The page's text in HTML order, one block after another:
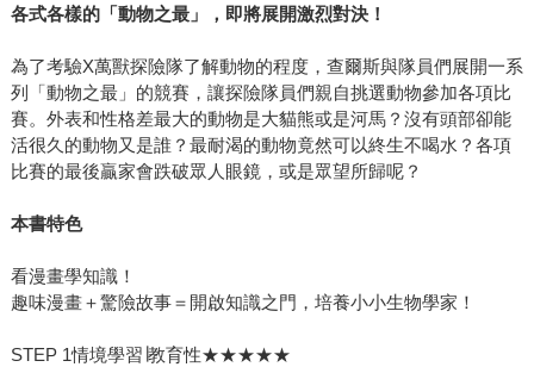
各式各樣的「動物之最」，即將展開激烈對決！
為了考驗X萬獸探險隊了解動物的程度，查爾斯與隊員們展開一系
列「動物之最」的競賽，讓探險隊員們親自挑選動物參加各項比
賽。外表和性格差最大的動物是大貓熊或是河馬？沒有頭部卻能
活很久的動物又是誰？最耐渴的動物竟然可以終生不喝水？各項
比賽的最後贏家會跌破眾人眼鏡，或是眾望所歸呢？
本書特色
看漫畫學知識！
趣味漫畫＋驚險故事＝開啟知識之門，培養小小生物學家！
STEP 1情境學習∣教育性★★★★★